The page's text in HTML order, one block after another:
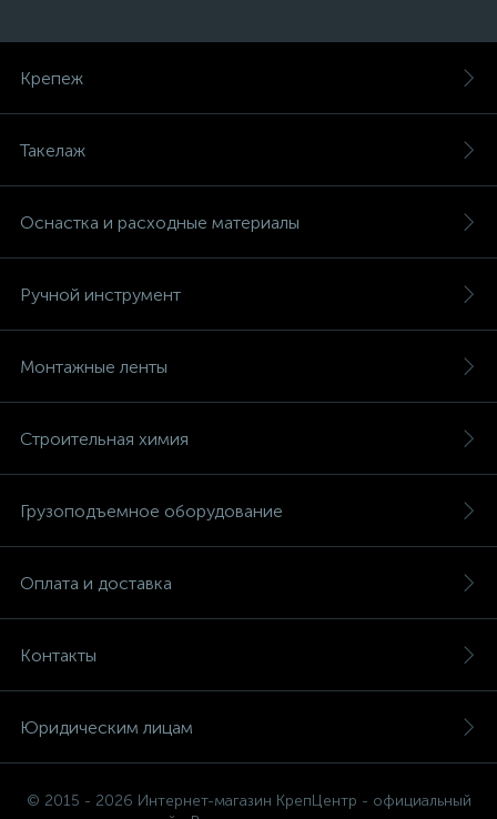
Крепеж
Такелаж
Оснастка и расходные материалы
Ручной инструмент
Монтажные ленты
Строительная химия
Грузоподъемное оборудование
Оплата и доставка
Контакты
Юридическим лицам
© 2015 - 2026 Интернет-магазин КрепЦентр - официальный